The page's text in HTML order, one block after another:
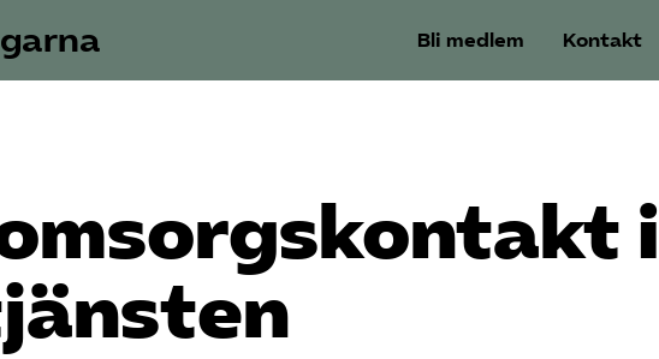
Bli medlem Kontakt
i